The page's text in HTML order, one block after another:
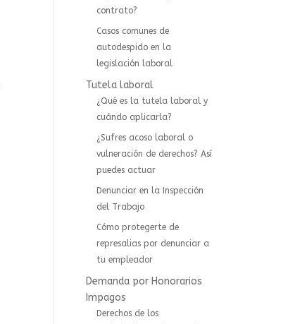
contrato?
Casos comunes de
autodespido en la
legislación laboral
Tutela laboral
¿Qué es la tutela laboral y
cuándo aplicarla?
¿Sufres acoso laboral o
vulneración de derechos? Así
puedes actuar
⁠Denunciar en la Inspección
del Trabajo
Cómo protegerte de
represalias por denunciar a
tu empleador
Demanda por Honorarios
Impagos
Derechos de los